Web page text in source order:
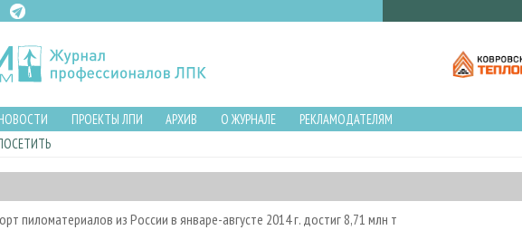
ПРОЕКТЫ ЛПИ АРХИВ О ЖУРНАЛЕ
РЕКЛАМОДАТЕЛЯМ
пиломатериалов из России в январе-августе 2014 г. достиг 8,71 млн т